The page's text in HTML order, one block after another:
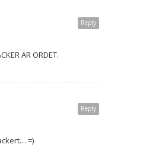
Reply
ÄR ORDET.
Reply
=)